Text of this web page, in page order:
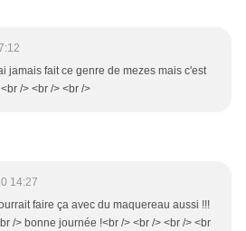
jamais fait ce genre de mezes mais c'est
/> <br /> <br />
14:27
faire ça avec du maquereau aussi !!!
/> bonne journée !<br /> <br /> <br /> <br